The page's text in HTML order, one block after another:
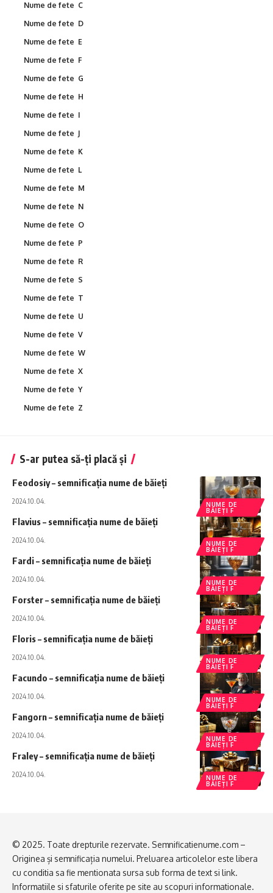
Nume de fete C
Nume de fete D
Nume de fete E
Nume de fete F
Nume de fete G
Nume de fete H
Nume de fete I
Nume de fete J
Nume de fete K
Nume de fete L
Nume de fete M
Nume de fete N
Nume de fete O
Nume de fete P
Nume de fete R
Nume de fete S
Nume de fete T
Nume de fete U
Nume de fete V
Nume de fete W
Nume de fete X
Nume de fete Y
Nume de fete Z
S-ar putea să-ți placă și
NUME DE
BĂIEȚI F
Feodosiy – semnificația nume de băieți
2024.10.04.
NUME DE
BĂIEȚI F
Flavius – semnificația nume de băieți
2024.10.04.
NUME DE
BĂIEȚI F
Fardi – semnificația nume de băieți
2024.10.04.
NUME DE
BĂIEȚI F
Forster – semnificația nume de băieți
2024.10.04.
NUME DE
BĂIEȚI F
Floris – semnificația nume de băieți
2024.10.04.
NUME DE
BĂIEȚI F
Facundo – semnificația nume de băieți
2024.10.04.
NUME DE
BĂIEȚI F
Fangorn – semnificația nume de băieți
2024.10.04.
NUME DE
BĂIEȚI F
Fraley – semnificația nume de băieți
2024.10.04.
© 2025. Toate drepturile rezervate. Semnificatienume.com –
Originea și semnificația numelui. Preluarea articolelor este libera
cu conditia sa fie mentionata sursa sub forma de text si link.
Informatiile si sfaturile oferite pe site au scopuri informationale.